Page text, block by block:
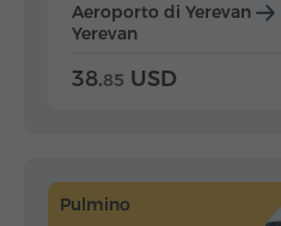
Aeroporto di Yerevan
Yerevan
38.85 USD
Pulmino